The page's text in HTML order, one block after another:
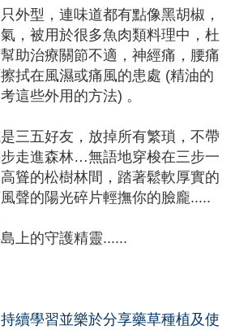
外型，連味道都有點像黑胡椒，
，被用於很多魚肉類料理中，杜
助治療關節不適，神經痛，腰痛
拭在風濕或痛風的患處 (精油的
這些外用的方法) 。
三五好友，放掉所有繁瑣，不帶
走進森林…無語地穿梭在三步一
聳的松樹林間，踏著鬆軟厚實的
聲的陽光碎片輕撫你的臉龐.....
上的守護精靈......
續學習並樂於分享藥草種植及使